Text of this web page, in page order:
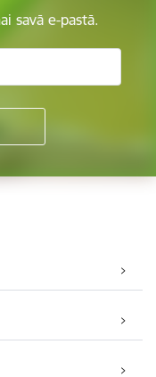
savā e-pastā.